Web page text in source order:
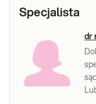
Specjalista
dr